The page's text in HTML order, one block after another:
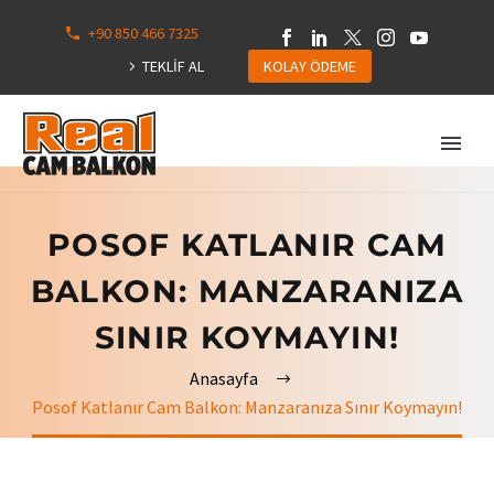
+90 850 466 7325
TEKLİF AL
KOLAY ÖDEME
POSOF KATLANIR CAM
BALKON: MANZARANIZA
SINIR KOYMAYIN!
Anasayfa
Posof Katlanır Cam Balkon: Manzaranıza Sınır Koymayın!
113
Hepsini
Göster